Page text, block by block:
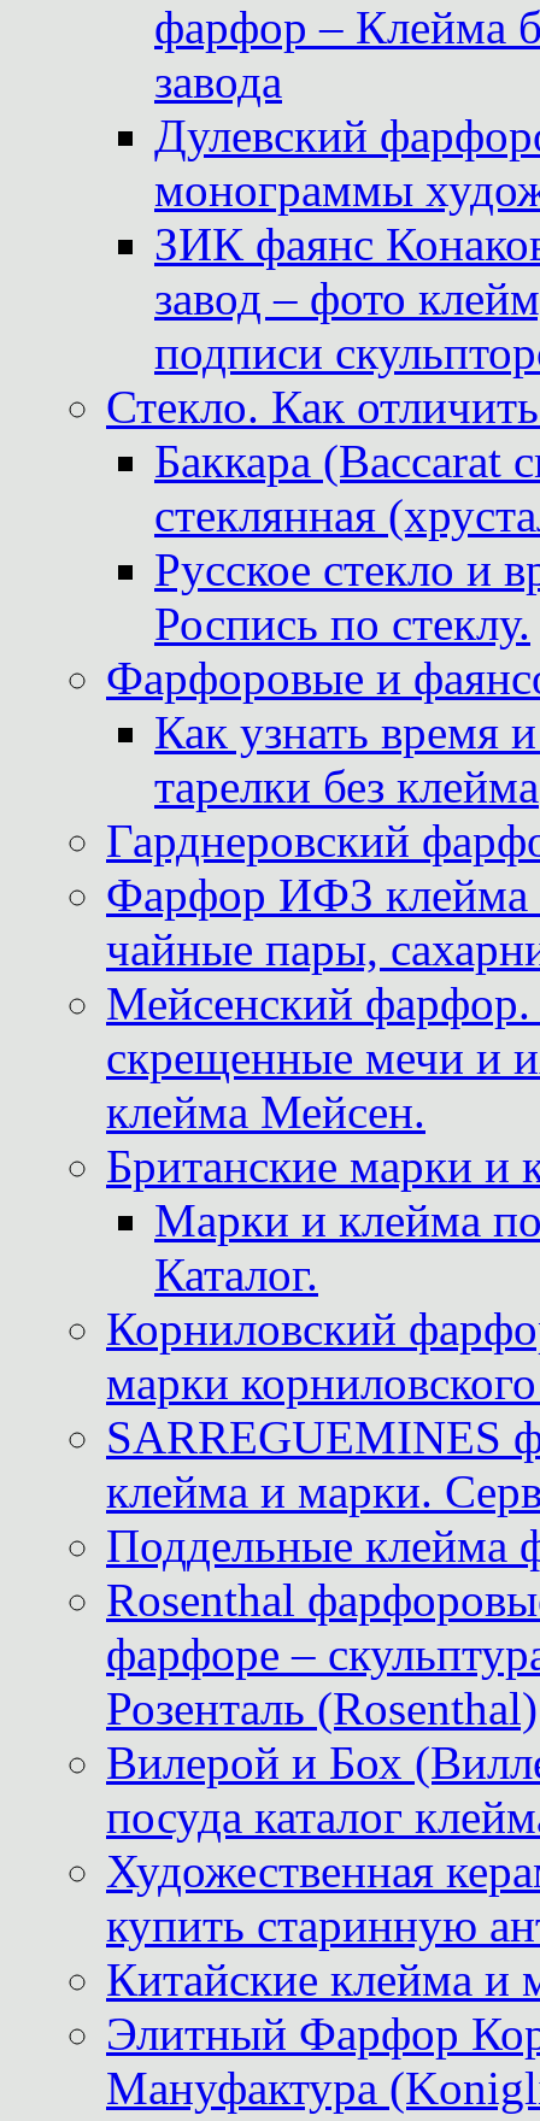
фарфор – Клейма
завода
Дулевский
монограммы
ЗИК фаянс
завод – фото
подписи
Стекло. Как
Баккара (Baccarat
стеклянная
Русское стекло и
Роспись по стеклу.
Фарфоровые и
Как узнать время
тарелки без клейма
Гарднеровский
Фарфор ИФЗ клейма
чайные пары,
Мейсенский фарфор.
скрещенные мечи и
клейма Мейсен.
Британские марки и
Марки и клейма
Каталог.
Корниловский
марки
SARREGUEMINES
клейма и марки.
Поддельные клейма
Rosenthal
фарфоре –
Розенталь (Rosenthal)
Вилерой и Бох
посуда каталог
Художественная
купить старинную
Китайские клейма и
Элитный Фарфор
Мануфактура